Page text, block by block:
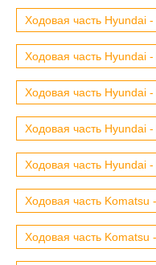
Ходовая часть Hyundai -
Ходовая часть Hyundai
Ходовая часть Hyundai
Ходовая часть Hyundai
Ходовая часть Hyundai
Ходовая часть Komatsu
Ходовая часть Komatsu